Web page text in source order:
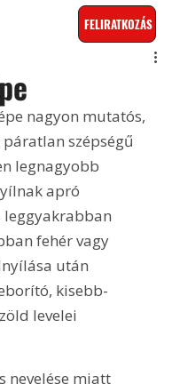
FELIRATKOZÁS
nagyon mutatós,
szépségű
legnagyobb
apró
leggyakrabban
fehér vagy
után
kisebb-
levelei
nevelése miatt